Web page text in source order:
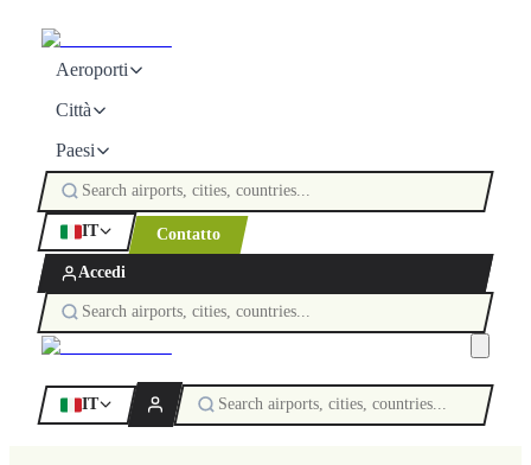
Aeroporti
Città
Paesi
IT Contatto
Accedi
IT